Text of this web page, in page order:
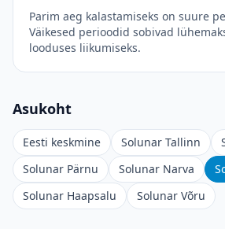
Parim aeg kalastamiseks on suure
Väikesed perioodid sobivad
looduses liikumiseks.
Asukoht
Eesti keskmine Solunar Tallinn
Solunar Pärnu
Solunar Narva
Solunar Haapsalu
Solunar Võru